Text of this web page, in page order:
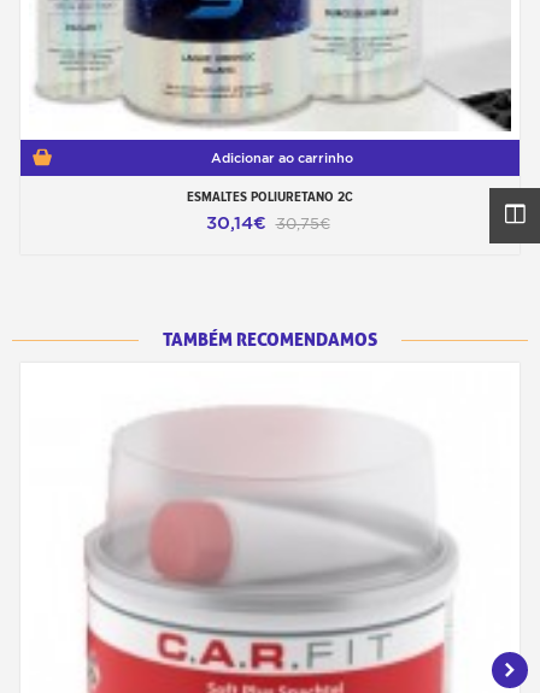
Adicionar ao carrinho
ESMALTES POLIURETANO 2C
30,14€ 30,75€
TAMBÉM RECOMENDAMOS